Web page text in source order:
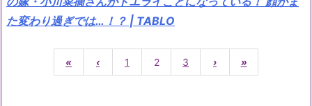
た変わり過ぎでは…！？ | TABLO
« ‹ 1 2 3 › »